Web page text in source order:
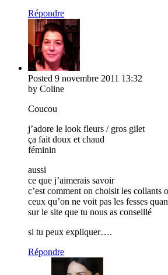
Répondre
Posted 9 novembre 2011 13:32
by Coline
Coucou
j’adore le look fleurs / gros gilet
ça fait doux et chaud
féminin
aussi
ce que j’aimerais savoir
c’est comment on choisit les collants
ceux qu’on ne voit pas les fesses
sur le site que tu nous as conseillé
si tu peux expliquer….
Répondre